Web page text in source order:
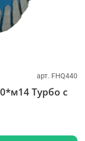
арт. FHQ440
Турбо с